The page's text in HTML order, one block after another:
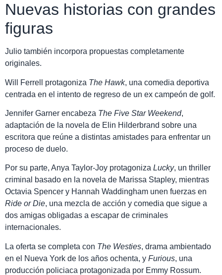
Nuevas historias con grandes
figuras
Julio también incorpora propuestas completamente
originales.
Will Ferrell protagoniza The Hawk, una comedia deportiva
centrada en el intento de regreso de un ex campeón de golf.
Jennifer Garner encabeza The Five Star Weekend,
adaptación de la novela de Elin Hilderbrand sobre una
escritora que reúne a distintas amistades para enfrentar un
proceso de duelo.
Por su parte, Anya Taylor-Joy protagoniza Lucky, un thriller
criminal basado en la novela de Marissa Stapley, mientras
Octavia Spencer y Hannah Waddingham unen fuerzas en
Ride or Die, una mezcla de acción y comedia que sigue a
dos amigas obligadas a escapar de criminales
internacionales.
La oferta se completa con The Westies, drama ambientado
en el Nueva York de los años ochenta, y Furious, una
producción policiaca protagonizada por Emmy Rossum.